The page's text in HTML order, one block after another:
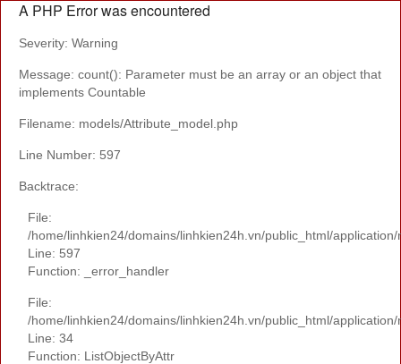
A PHP Error was encountered
Severity: Warning
Message: count(): Parameter must be an array or an object that
implements Countable
Filename: models/Attribute_model.php
Line Number: 597
Backtrace:
File:
/home/linhkien24/domains/linhkien24h.vn/public_html/
Line: 597
Function: _error_handler
File:
/home/linhkien24/domains/linhkien24h.vn/public_html/
Line: 34
Function: ListObjectByAttr